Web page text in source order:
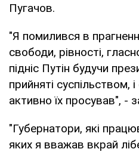
Пугачов.
"Я помилився в
свободи, рівності,
підніс Путін будучи
прийняті суспільством,
активно їх просував", -
"Губернатори, які
яких я вважав вкрай